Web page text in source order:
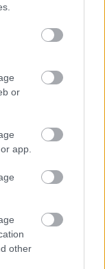
or
app.
other